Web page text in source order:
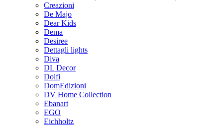
Creazioni
De Majo
Dear Kids
Dema
Desiree
Dettagli lights
Diva
DL Decor
Dolfi
DomEdizioni
DV Home Collection
Ebanart
EGO
Eichholtz